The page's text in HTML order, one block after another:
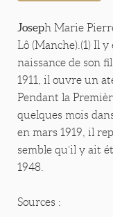
Joseph Marie
Lô (Manche).(1) Il
naissance de son
1911, il ouvre un
Pendant la
quelques mois
en mars 1919, il
semble qu’il y ait
1948.
Sources :